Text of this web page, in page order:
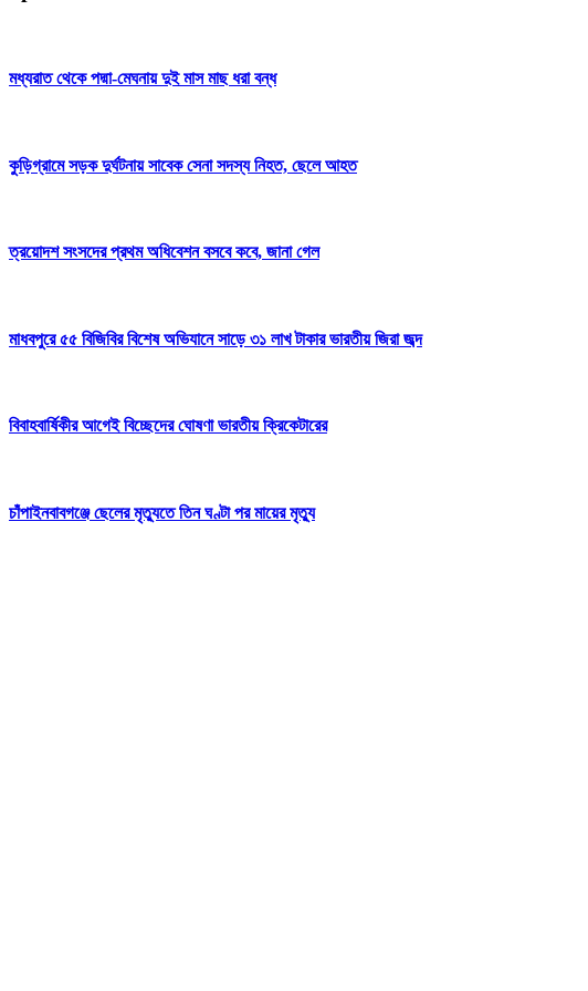
মধ্যরাত থেকে পদ্মা-মেঘনায় দুই মাস মাছ ধরা বন্ধ
কুড়িগ্রামে সড়ক দুর্ঘটনায় সাবেক সেনা সদস্য নিহত, ছেলে আহত
ত্রয়োদশ সংসদের প্রথম অধিবেশন বসবে কবে, জানা গেল
মাধবপুরে ৫৫ বিজিবির বিশেষ অভিযানে সাড়ে ৩১ লাখ টাকার ভারতীয় জিরা জব্দ
বিবাহবার্ষিকীর আগেই বিচ্ছেদের ঘোষণা ভারতীয় ক্রিকেটারের
চাঁপাইনবাবগঞ্জে ছেলের মৃত্যুতে তিন ঘণ্টা পর মায়ের মৃত্যু